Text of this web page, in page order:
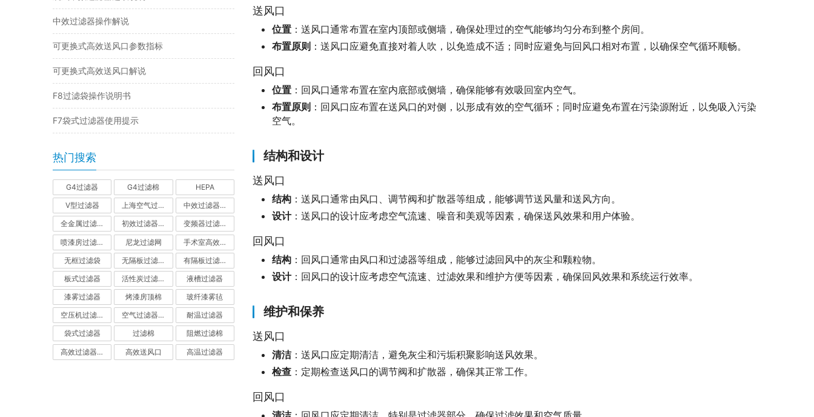
送风口
位置 ：送风口通常布置在室内顶部或侧墙，确保处理过的空气能够均匀分布到整个房间。
布置原则 ：送风口应避免直接对着人吹，以免造成不适；同时应避免与回风口相对布置，以确保空气循环顺畅。
回风口
位置 ：回风口通常布置在室内底部或侧墙，确保能够有效吸回室内空气。
布置原则 ：回风口应布置在送风口的对侧，以形成有效的空气循环；同时应避免布置在污染源附近，以免吸入污染
空气。
结构和设计
送风口
结构 ：送风口通常由风口、调节阀和扩散器等组成，能够调节送风量和送风方向。
设计：送风口的设计应考虑空气流速、噪音和美观等因素，确保送风效果和用户体验。
回风口
结构 ：回风口通常由风口和过滤器等组成，能够过滤回风中的灰尘和颗粒物。
设计：回风口的设计应考虑空气流速、过滤效果和维护方便等因素，确保回风效果和系统运行效率。
维护和保养
送风口
清洁：送风口应定期清洁，避免灰尘和污垢积聚影响送风效果。
检查 ：定期检查送风口的调节阀和扩散器，确保其正常工作。
回风口
中效过滤器操作解说
可更换式高效送风口参数指标
可更换式高效送风口解说
F8过滤袋操作说明书
F7袋式过滤器使用提示
热门搜索
G4过滤器 G4过滤棉 HEPA
V型过滤器 上海空气过滤器 中效过滤器-中效空气过滤器
全金属过滤器 初效过滤器-初效空气过滤器 变频器过滤器
喷漆房过滤棉 尼龙过滤网 手术室高效过滤器
无框过滤袋 无隔板过滤器 有隔板过滤器
板式过滤器 活性炭过滤器-活性炭空气过滤器 液槽过滤器
漆雾过滤器 烤漆房顶棉 玻纤漆雾毡
空压机过滤网 空气过滤器厂家 耐温过滤器
袋式过滤器 过滤棉 阻燃过滤棉
高效过滤器-高效空气过滤器 高效送风口 高温过滤器